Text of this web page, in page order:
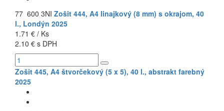
77 600 3NI Zošit 444, A4 linajkový (8 mm) s okrajom, 40
l., Londýn 2025
1.71 € / Ks
2.10 € s DPH
Zošit 445, A4 štvorčekový (5 x 5), 40 l., abstrakt farebný
2025